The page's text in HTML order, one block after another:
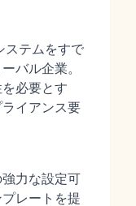
ステムをすで
バル企業。
必要とす
イアンス要
力な設定可
レートを提